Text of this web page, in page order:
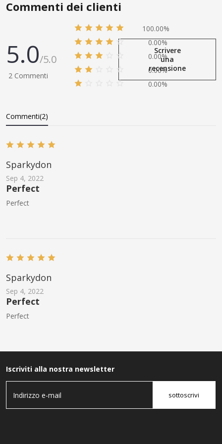
Commenti dei clienti
5.0/5.0
2 Commenti
100.00%
0.00%
0.00%
0.00%
0.00%
Scrivere
una
recensione
Commenti(2)
Sparkydon
Sep 4, 2022
Perfect
Perfect
Sparkydon
Sep 4, 2022
Perfect
Perfect
Iscriviti alla nostra newsletter
sottoscrivi